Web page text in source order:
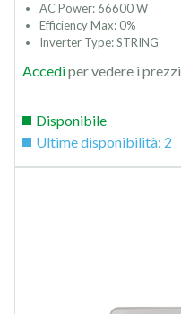
AC Power: 66600 W
Efficiency Max: 0%
Inverter Type: STRING
Accediper vedere i prezzi
Disponibile
Ultime disponibilità: 2